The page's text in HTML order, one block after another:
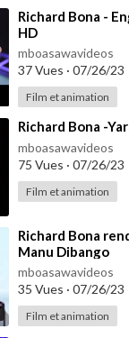
Hohn
Nikolas Pieper
Niemczik
Rundfunk
#africa
⁣Richard Bona -
HD
mboasawavideos
37 Vues · 07/26/23
Film et animation
⁣Richard Bona -
mboasawavideos
75 Vues · 07/26/23
Film et animation
⁣Richard Bona
Manu Dibango
mboasawavideos
35 Vues · 07/26/23
Film et animation